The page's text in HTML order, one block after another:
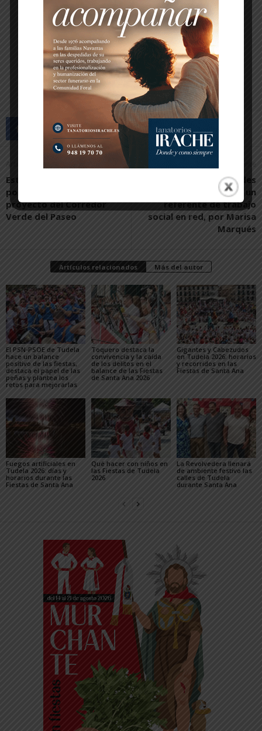
Artículo anterior
Estupor en Navarra Suma
por el rechazo del PSN al
proyecto del Corredor
Verde del Paseo
Artículo siguiente
La mesa de entidades
sociales de Tude,a un
referente de trabajo
social en red, por Marisa
Marqués
Artículos relacionados Más del autor
El PSN-PSOE de Tudela
hace un balance
positivo de las fiestas,
destaca el papel de las
peñas y plantea los
retos para mejorarlas
Toquero destaca la
convivencia y la caída
de los delitos en el
balance de las Fiestas
de Santa Ana 2026
Gigantes y Cabezudos
en Tudela 2026: horarios
y recorridos en las
Fiestas de Santa Ana
Fuegos artificiales en
Tudela 2026: días y
horarios durante las
Fiestas de Santa Ana
Qué hacer con niños en
las Fiestas de Tudela
2026
La Revolvedera llenará
de ambiente festivo las
calles de Tudela
durante Santa Ana